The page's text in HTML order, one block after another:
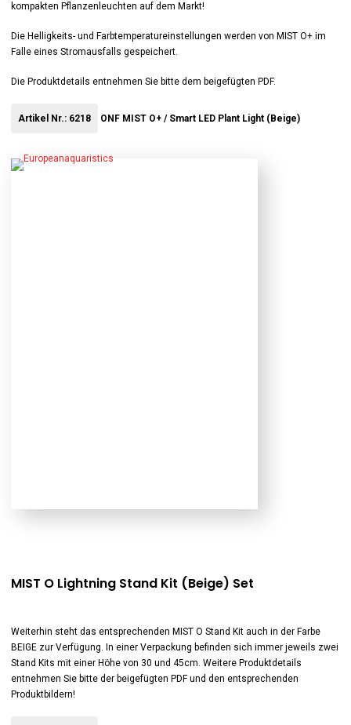
kompakten Pflanzenleuchten auf dem Markt!
Die Helligkeits- und Farbtemperatureinstellungen werden von MIST O+ im
Falle eines Stromausfalls gespeichert.
Die Produktdetails entnehmen Sie bitte dem beigefügten PDF.
Artikel Nr.: 6218 ONF MIST O+ / Smart LED Plant Light (Beige)
MIST O Lightning Stand Kit (Beige) Set
Weiterhin steht das entsprechenden MIST O Stand Kit auch in der Farbe
BEIGE zur Verfügung. In einer Verpackung befinden sich immer jeweils zwei
Stand Kits mit einer Höhe von 30 und 45cm. Weitere Produktdetails
entnehmen Sie bitte der beigefügten PDF und den entsprechenden
Produktbildern!